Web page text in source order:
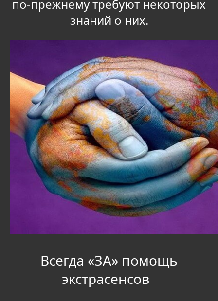
по-прежнему требуют некоторых
знаний о них.
Всегда «ЗА» помощь
экстрасенсов